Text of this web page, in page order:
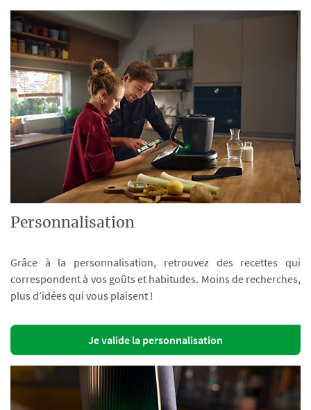
Personnalisation
Grâce à la personnalisation, retrouvez des recettes qui
correspondent à vos goûts et habitudes. Moins de recherches,
plus d’idées qui vous plaisent !
Je valide la personnalisation